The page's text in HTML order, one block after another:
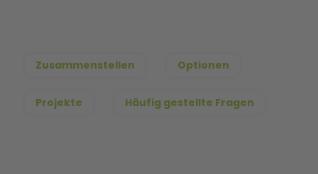
Zusammenstellen Optionen
Projekte Häufig gestellte Fragen